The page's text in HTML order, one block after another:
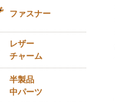
ファスナー
レザー
チャーム
半製品
中パーツ